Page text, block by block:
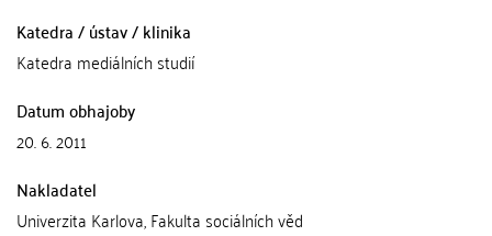
Katedra / ústav / klinika
Katedra mediálních studií
Datum obhajoby
20. 6. 2011
Nakladatel
Univerzita Karlova, Fakulta sociálních věd